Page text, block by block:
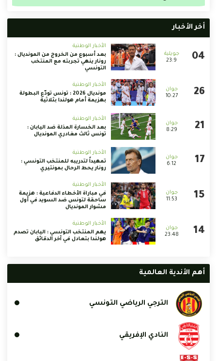
أخر الأخبار
23:9
الأخبار الوطنية
بعد أسبوع من الخروج من المونديال :
رونار ينهي تجربته مع المنتخب
التونسي
10:27
الأخبار الوطنية
مونديال 2026 : تونس تودّع البطولة
بهزيمة أمام هولندا بثلاثية
8:29
الأخبار الوطنية
بعد الخسارة المذلة ضد اليابان :
تونس ثالث مغادري المونديال
6:12
الأخبار الوطنية
تمهيداً لتدريبه للمنتخب التونسي :
رونار يحط الرحال بمونتيري
11:53
الأخبار الوطنية
في مباراة الأخطاء الدفاعية : هزيمة
ساحقة لتونس ضد السويد في أول
مشوار المونديال
23:48
الأخبار الوطنية
يهم المنتخب التونسي : اليابان تصدم
هولندا بتعادل في آخر الدقائق
أهم الأندية العالمية
الترجي الرياضي التونسي
النادي الإفريقي